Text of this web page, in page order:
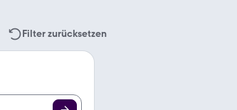
Filter zurücksetzen